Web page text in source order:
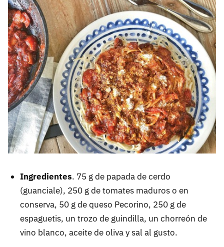
Ingredientes. 75 g de papada de cerdo
(guanciale), 250 g de tomates maduros o en
conserva, 50 g de queso Pecorino, 250 g de
espaguetis, un trozo de guindilla, un chorreón de
vino blanco, aceite de oliva y sal al gusto.